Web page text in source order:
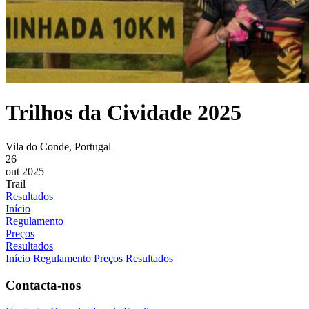
Trilhos da Cividade 2025
Vila do Conde, Portugal
26
out 2025
Trail
Resultados
Início
Regulamento
Preços
Resultados
Início Regulamento Preços Resultados
Contacta-nos